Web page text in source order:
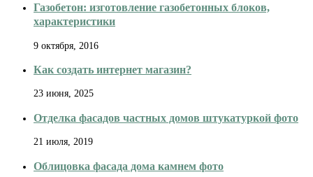
Газобетон: изготовление газобетонных блоков,
характеристики
9 октября, 2016
Как создать интернет магазин?
23 июня, 2025
Отделка фасадов частных домов штукатуркой фото
21 июля, 2019
Облицовка фасада дома камнем фото